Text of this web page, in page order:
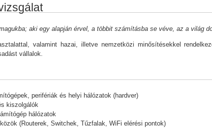
aki egy alapján érvel, a többit számításba se véve, az a világ
valamint hazai, illetve nemzetközi minősítésekkel
vállalok.
perifériák és helyi hálózatok (hardver)
kiszolgálók
hálózatok
(Routerek, Switchek, Tűzfalak, WiFi elérési pontok)